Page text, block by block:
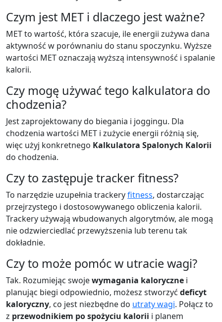
Czym jest MET i dlaczego jest ważne?
MET to wartość, która szacuje, ile energii zużywa dana
aktywność w porównaniu do stanu spoczynku. Wyższe
wartości MET oznaczają wyższą intensywność i spalanie
kalorii.
Czy mogę używać tego kalkulatora do
chodzenia?
Jest zaprojektowany do biegania i joggingu. Dla
chodzenia wartości MET i zużycie energii różnią się,
więc użyj konkretnego Kalkulatora Spalonych Kalorii
do chodzenia.
Czy to zastępuje tracker fitness?
To narzędzie uzupełnia trackeryfitness, dostarczając
przejrzystego i dostosowywanego obliczenia kalorii.
Trackery używają wbudowanych algorytmów, ale mogą
nie odzwierciedlać przewyższenia lub terenu tak
dokładnie.
Czy to może pomóc w utracie wagi?
Tak. Rozumiejąc swojewymagania kaloryczne i
planując biegi odpowiednio, możesz stworzyć deficyt
kaloryczny, co jest niezbędne do utraty wagi. Połącz to
z przewodnikiem po spożyciu kalorii i planem